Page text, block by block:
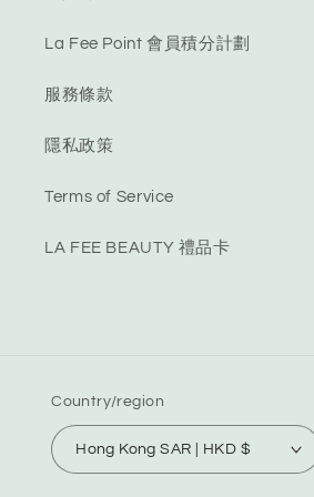
La Fee Point 會員積分計劃
服務條款
隱私政策
Terms of Service
LA FEE BEAUTY 禮品卡
Country/region
Hong Kong SAR | HKD $